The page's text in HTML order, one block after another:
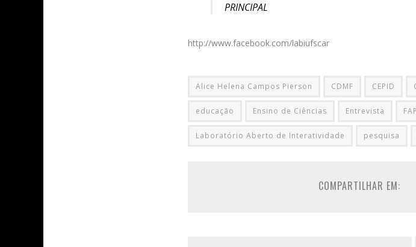
PRINCIPAL
http://www.facebook.com/labiufscar
Alice Helena Campos Pierson CDMF CEPID
educação Ensino de Ciências Entrevista
Laboratório Aberto de Interatividade pesquisa
COMPARTILHAR EM: